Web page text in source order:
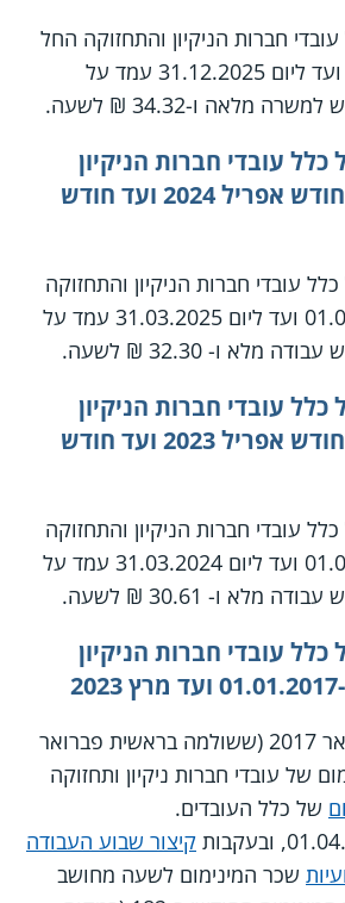
חברות הניקיון והתחזוקה החל
מיום 01.04.2025 ועד ליום 31.12.2025 עמד על
עובדי חברות הניקיון
והתחזוקה החל מחודש אפריל 2024 ועד חודש
עובדי חברות הניקיון והתחזוקה
החל מיום 01.04.2024 ועד ליום 31.03.2025 עמד על
עובדי חברות הניקיון
והתחזוקה החל מחודש אפריל 2023 ועד חודש
עובדי חברות הניקיון והתחזוקה
החל מיום 01.04.2023 ועד ליום 31.03.2024 עמד על
עובדי חברות הניקיון
החל ממשכורת ינואר 2017 (ששולמה בראשית פברואר
של עובדי חברות ניקיון ותחזוקה
של כלל העובדים.
קיצור שבוע העבודה
שכר המינימום לשעה מחושב